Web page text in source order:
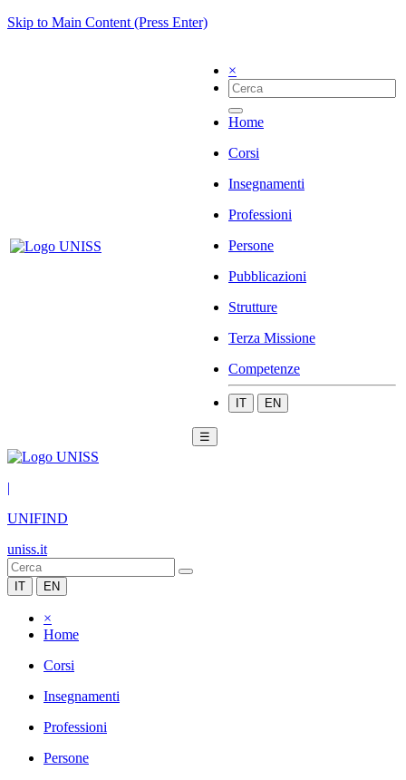
Skip to Main Content (Press Enter)
×
Home
Corsi
Insegnamenti
Professioni
Persone
Pubblicazioni
Strutture
Terza Missione
Competenze
IT EN
☰
|
UNIFIND
uniss.it
IT EN
×
Home
Corsi
Insegnamenti
Professioni
Persone